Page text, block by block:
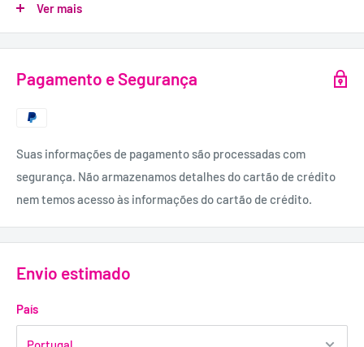
INCLUI:
MATERIAL:
90% Poliéster, 10% Elastano.
Ver mais
Pagamento e Segurança
Suas informações de pagamento são processadas com
segurança. Não armazenamos detalhes do cartão de crédito
nem temos acesso às informações do cartão de crédito.
Envio estimado
País